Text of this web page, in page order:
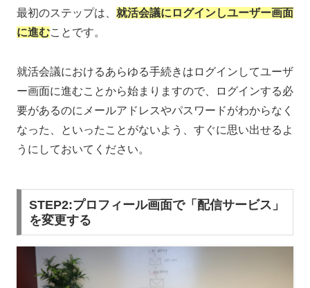
最初のステップは、 就活会議にログインしユーザー画面
に進むことです。
就活会議におけるあらゆる手続きはログインしてユーザ
ー画面に進むことから始まりますので、ログインする必
要があるのにメールアドレスやパスワードがわからなく
なった、といったことがないよう、すぐに思い出せるよ
うにしておいてください。
STEP2:プロフィール画面で「配信サービス」
を変更する